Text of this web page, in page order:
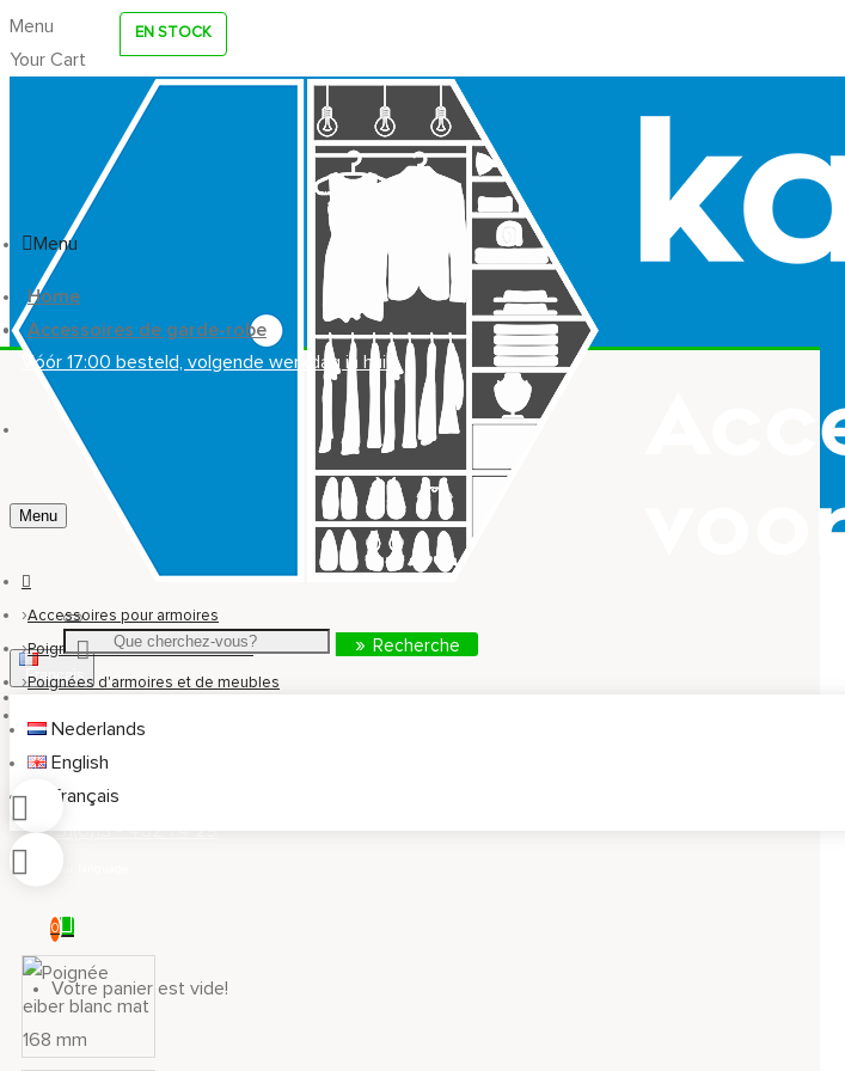
Menu
Your Cart
Recherche
Français
Nederlands
English
Français
info@kastaccessoires.nl
+31(0)13 - 462 74 29
0
Votre panier est vide!
Menu
Home
Accessoires de garde-robe
Vóór 17:00 besteld, volgende werkdag in huis
Menu
Accessoires pour armoires
Poignées et boutons d'armoires
Poignées d'armoires et de meubles
EN STOCK